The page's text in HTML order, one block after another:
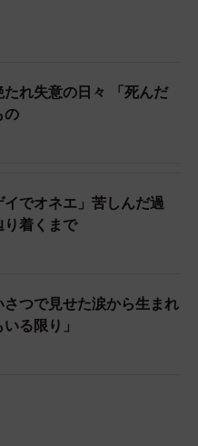
れ失意の日々 「死んだ
の
でオネエ」苦しんだ過
着くまで
つで見せた涙から生まれ
る限り」